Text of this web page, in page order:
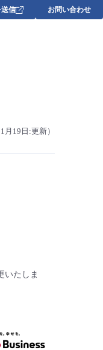
信 お問い合わせ
月19日:更新）
いたしま